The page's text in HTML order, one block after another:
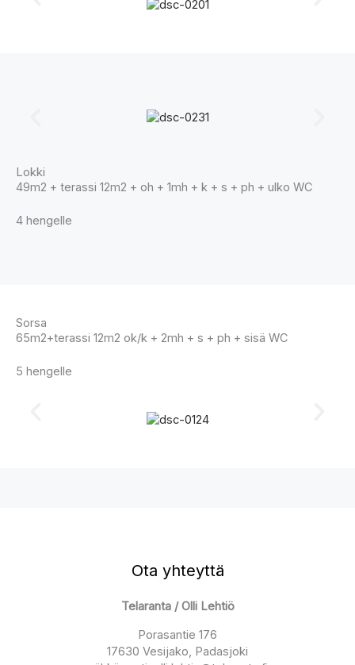
Lokki
49m2 + terassi 12m2 + oh + 1mh + k + s + ph + ulko WC
4 hengelle
Sorsa
65m2+terassi 12m2 ok/k + 2mh + s + ph + sisä WC
5 hengelle
Ota yhteyttä
Telaranta / Olli Lehtiö
Porasantie 176
17630 Vesijako, Padasjoki